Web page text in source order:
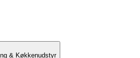
& Køkkenudstyr